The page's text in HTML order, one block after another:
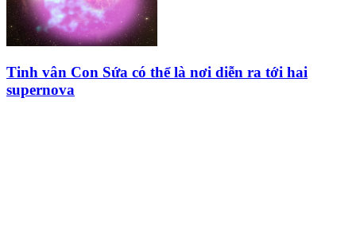
Tinh vân Con Sứa có thể là nơi diễn ra tới hai
supernova